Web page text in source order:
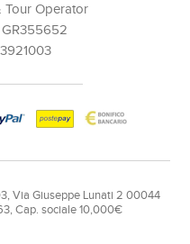
Tour Operator
GR355652
Via Giuseppe Lunati 2 00044
Cap. sociale 10,000€